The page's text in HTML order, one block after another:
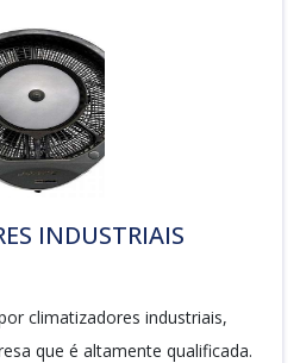
INDUSTRIAIS
climatizadores industriais,
que é altamente qualificada.